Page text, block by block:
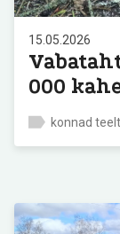
15.05.2026
000
konnad teelt